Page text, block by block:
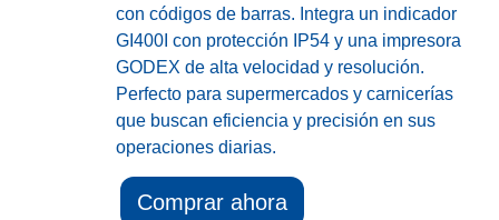
con códigos de barras. Integra un indicador
GI400I con protección IP54 y una impresora
GODEX de alta velocidad y resolución.
Perfecto para supermercados y carnicerías
que buscan eficiencia y precisión en sus
operaciones diarias.
Comprar ahora